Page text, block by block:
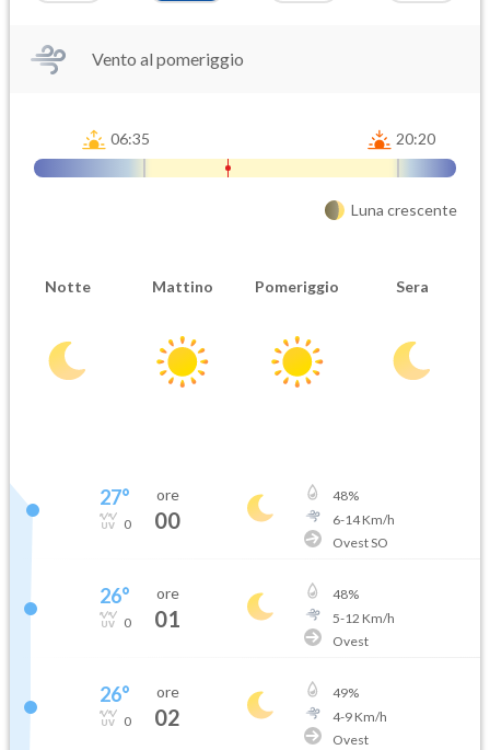
Vento al pomeriggio
06:35 20:20
Luna crescente
Notte Mattino Pomeriggio Sera
27°
0
ore
00
48%
6-14Km/h
Ovest SO
26°
0
ore
01
48%
5-12 Km/h
Ovest
26°
0
ore
02
49%
4-9Km/h
Ovest